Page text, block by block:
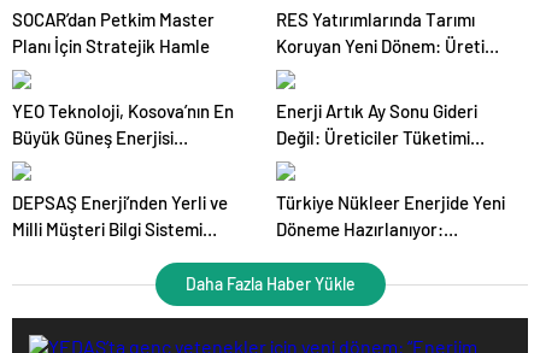
SOCAR’dan Petkim Master
Planı İçin Stratejik Hamle
RES Yatırımlarında Tarımı
Koruyan Yeni Dönem: Üretim
ve Enerji Aynı Arazide
YEO Teknoloji, Kosova’nın En
Büyük Güneş Enerjisi
Santralini İnşa Edecek
Enerji Artık Ay Sonu Gideri
Değil: Üreticiler Tüketimi
Ürün ve Sipariş Bazında İzliyor
DEPSAŞ Enerji’nden Yerli ve
Milli Müşteri Bilgi Sistemi
Türkiye Nükleer Enerjide Yeni
Döneme Hazırlanıyor:
Santraller ve SMR Hedefi
Daha Fazla Haber Yükle